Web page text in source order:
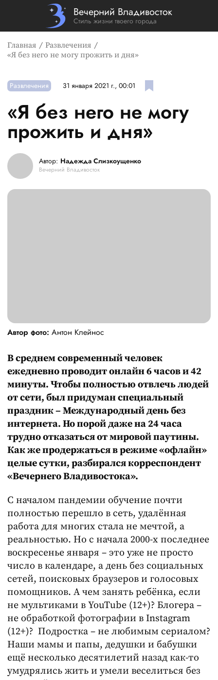
Вечерний Владивосток
Стиль жизни твоего города
Главная
Развлечения
«Я без него не могу прожить и дня»
Развлечения 31 января 2021 г., 00:01
«Я без него не могу
прожить и дня»
Автор: Надежда Слизкоущенко
Вечерний Владивосток
Автор фото: Антон Клейнос
В среднем современный человек
ежедневно проводит онлайн 6 часов и 42
минуты. Чтобы полностью отвлечь людей
от сети, был придуман специальный
праздник– Международный день без
интернета. Но порой даже на 24 часа
трудно отказаться от мировой паутины.
Как же продержаться в режиме«офлайн»
целые сутки, разбирался корреспондент
«Вечернего Владивостока».
С началом пандемии обучение почти
полностью перешло в сеть, удалённая
работа для многих стала не мечтой, а
реальностью. Но с начала 2000-х последнее
воскресенье января – это уже не просто
число в календаре, а день без социальных
сетей, поисковых браузеров и голосовых
помощников. А чем занять ребёнка, если
не мультиками в YouTube (12+)? Блогера –
не обработкой фотографии в Instagram
(12+)? Подростка – не любимым сериалом?
Наши мамы и папы, дедушки и бабушки
ещё несколько десятилетий назад как-то
умудрялись жить и умели веселиться без